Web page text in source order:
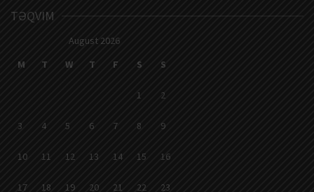
TƏQVIM
August 2026
M
T W T F S S
1 2
3 4 5 6 7 8 9
10 11 12 13 14 15 16
17 18 19 20 21 22 23